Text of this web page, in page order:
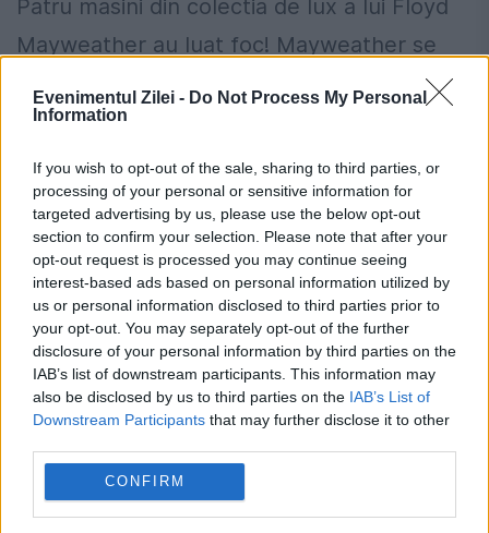
Evenimentul Zilei - Do Not Process My Personal
Information
If you wish to opt-out of the sale, sharing to third parties, or
processing of your personal or sensitive information for
targeted advertising by us, please use the below opt-out
section to confirm your selection. Please note that after your
opt-out request is processed you may continue seeing
interest-based ads based on personal information utilized by
us or personal information disclosed to third parties prior to
your opt-out. You may separately opt-out of the further
disclosure of your personal information by third parties on the
IAB’s list of downstream participants. This information may
also be disclosed by us to third parties on the IAB’s List of
Downstream Participants that may further disclose it to other
CONFIRM
Patru masini din colectia de lux a lui Floyd
Mayweather au luat foc! Mayweather se
aceasta s-a micsorat peste noapte.
Americanul si-a...
Faza incredibila la meciul lui
Mayweather! Ce a facut americanul
cand un spectator i-a strigat “Ce sunt
loviturile alea ma?”
13 SEPTEMBRIE 2015